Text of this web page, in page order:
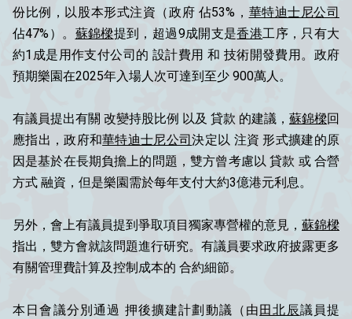
份比例，以股本形式注資（政府 佔53%， 華特迪士尼公司
佔47%）。 蘇錦樑提到，超過9成開支是香港工序，只有大
約1成是用作支付公司的 設計費用 和 技術開發費用。政府
預期樂園在2025年入場人次可達到至少 900萬人。
有議員提出有關 改變持股比例 以及 貸款 的建議， 蘇錦樑回
應指出，政府和華特迪士尼公司決定以 注資 形式擴建的原
因是基於在長期負擔上的問題，雙方曾考慮以 貸款 或 合營
方式 融資，但是樂園需於每年支付大約3億港元利息。
另外，會上有議員提到爭取項目獨家專營權的意見， 蘇錦樑
指出，雙方會就該問題進行研究。有議員要求政府披露更多
有關管理費計算及控制成本的 合約細節。
本日會議分別通過 押後擴建計劃動議（由 田北辰議員提